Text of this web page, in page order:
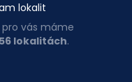
lokalit
pro vás máme
lokalitách.